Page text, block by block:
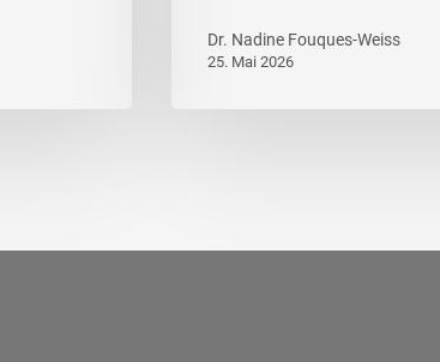
Dr. Nadine Fouques-Weiss
25. Mai 2026